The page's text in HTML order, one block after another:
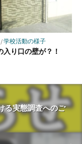
学校活動の様子
入り口の壁が？！
る実態調査へのご